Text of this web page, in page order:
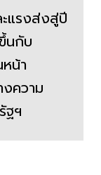
แรงส่งสู่ปี
นกับ
น้า
ความ
ฐฯ